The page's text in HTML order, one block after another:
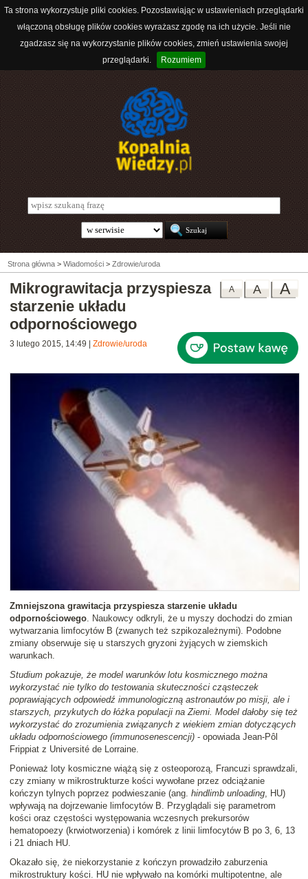
Ta strona wykorzystuje pliki cookies. Pozostawiając w ustawieniach przeglądarki
włączoną obsługę plików cookies wyrażasz zgodę na ich użycie. Jeśli nie
zgadzasz się na wykorzystanie plików cookies, zmień ustawienia swojej
przeglądarki.
Rozumiem
Strona główna > Wiadomości > Zdrowie/uroda
A
A
A
Mikrograwitacja przyspiesza
starzenie układu
odpornościowego
3 lutego 2015, 14:49 Zdrowie/uroda
Zmniejszona grawitacja przyspiesza starzenie układu
odpornościowego. Naukowcy odkryli, że u myszy dochodzi do zmian
wytwarzania limfocytów B (zwanych też szpikozależnymi). Podobne
zmiany obserwuje się u starszych gryzoni żyjących w ziemskich
warunkach.
Studium pokazuje, że model warunków lotu kosmicznego można
wykorzystać nie tylko do testowania skuteczności cząsteczek
poprawiających odpowiedź immunologiczną astronautów po misji, ale i
starszych, przykutych do łóżka populacji na Ziemi. Model dałoby się też
wykorzystać do zrozumienia związanych z wiekiem zmian dotyczących
układu odpornościowego (immunosenescencji) - opowiada Jean-Pôl
Frippiat z Université de Lorraine.
Ponieważ loty kosmiczne wiążą się z osteoporozą, Francuzi sprawdzali,
czy zmiany w mikrostrukturze kości wywołane przez odciążanie
kończyn tylnych poprzez podwieszanie (ang. hindlimb unloading, HU)
wpływają na dojrzewanie limfocytów B. Przyglądali się parametrom
kości oraz częstości występowania wczesnych prekursorów
hematopoezy (krwiotworzenia) i komórek z linii limfocytów B po 3, 6, 13
i 21 dniach HU.
Okazało się, że niekorzystanie z kończyn prowadziło zaburzenia
mikrostruktury kości. HU nie wpływało na komórki multipotentne, ale